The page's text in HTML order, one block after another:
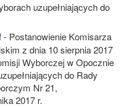
uzupełniających do
- Postanowienie Komisarza
z dnia 10 sierpnia 2017
Wyborczej w Opocznie
do Rady
Nr 21,
2017 r.